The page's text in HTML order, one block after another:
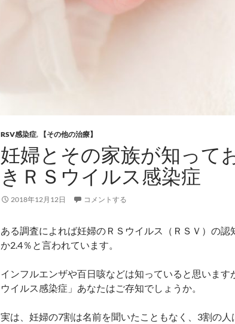
RSV感染症, 【その他の治療】
妊婦とその家族が知って
きＲＳウイルス感染症
2018年12月12日 コメントする
ある調査によれば妊婦のＲＳウイルス（ＲＳＶ）の認
か2.4％と言われています。
インフルエンザや百日咳などは知っていると思います
ウイルス感染症」あなたはご存知でしょうか。
実は、妊婦の7割は名前を聞いたこともなく、3割の人